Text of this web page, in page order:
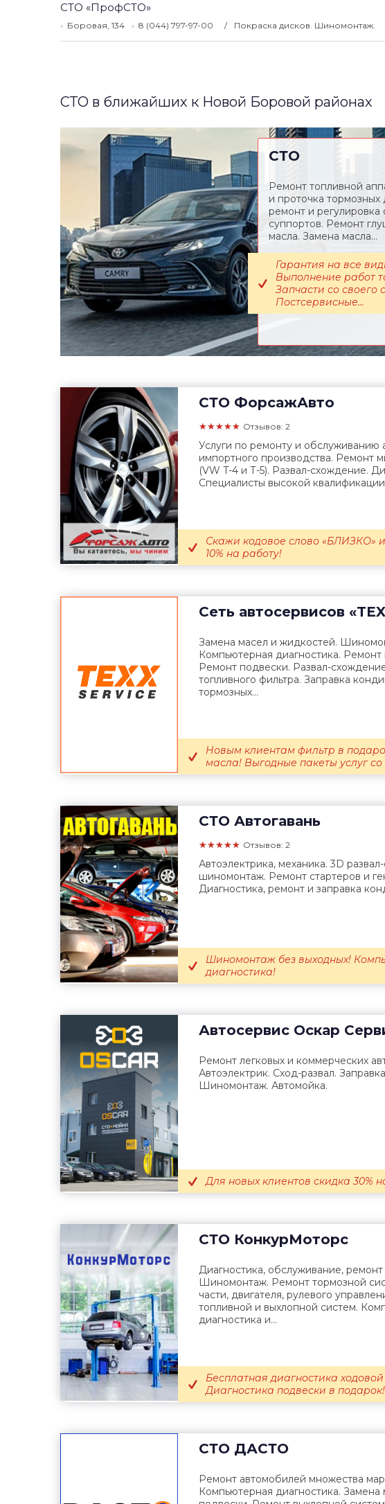
СТО «ПрофСТО»
Боровая, 134 8 (044) 797-97-00 Покраска дисков. Шиномонтаж.
СТО в ближайших к Новой Боровой районах
СТО
Ремонт топливной
и проточка тормозных
ремонт и
суппортов. Ремонт
масла. Замена масла...
Гарантия на все
Выполнение работ
Запчасти со своего
Постсервисные...
СТО ФорсажАвто
★★★★★ Отзывов: 2
Услуги по ремонту и обслуживанию
импортного производства. Ремонт
(VW T-4 и Т-5). Развал-схождение.
Специалисты высокой
Скажи кодовое слово «БЛИЗКО»
10% на работу!
Сеть автосервисов
Замена масел и жидкостей.
Компьютерная диагностика. Ремонт
Ремонт подвески. Развал-
топливного фильтра. Заправка
тормозных...
Новым клиентам фильтр в
масла! Выгодные пакеты услуг со
СТО Автогавань
★★★★★ Отзывов: 2
Автоэлектрика, механика. 3D
шиномонтаж. Ремонт стартеров и
Диагностика, ремонт и заправка
Шиномонтаж без выходных!
диагностика!
Автосервис Оскар
Ремонт легковых и коммерческих
Автоэлектрик. Сход-развал.
Шиномонтаж. Автомойка.
Для новых клиентов скидка 30%
СТО КонкурМоторс
Диагностика, обслуживание,
Шиномонтаж. Ремонт тормозной
части, двигателя, рулевого
топливной и выхлопной систем.
диагностика и...
Бесплатная диагностика
Диагностика подвески в подарок!
СТО ДАСТО
Ремонт автомобилей множества
Компьютерная диагностика.